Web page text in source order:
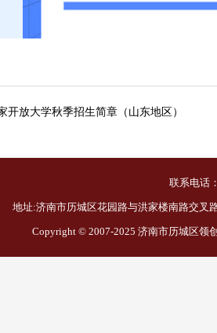
开放大学秋季招生简章（山东地区）
联系电话
地址:济南市历城区花园路与洪家楼南路交叉
Copyright © 2007-2025 济南市历城区领